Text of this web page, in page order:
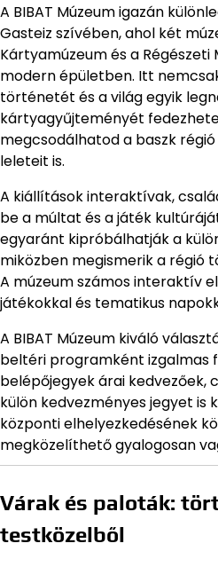
A BIBAT Múzeum igazán
Gasteiz szívében, ahol két
Kártyamúzeum és a Régészeti
modern épületben. Itt
történetét és a világ egyik
kártyagyűjteményét
megcsodálhatod a baszk
leleteit is.
A kiállítások interaktívak,
be a múltat és a játék
egyaránt kipróbálhatják a
miközben megismerik a régió
A múzeum számos interaktív
játékokkal és tematikus
A BIBAT Múzeum kiváló
beltéri programként izgalmas
belépőjegyek árai kedvezőek,
külön kedvezményes jegyet is
központi elhelyezkedésének
megközelíthető gyalogosan
Várak és paloták:
testközelből